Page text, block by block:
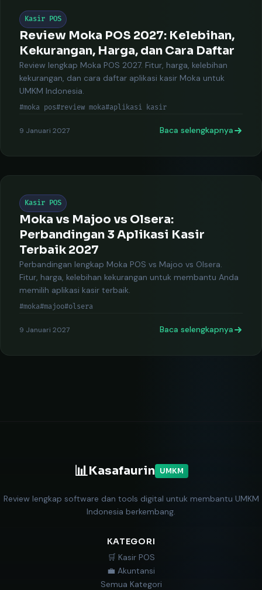
Kasir POS
Review Moka POS 2027: Kelebihan,
Kekurangan, Harga, dan Cara Daftar
Review lengkap Moka POS 2027. Fitur, harga, kelebihan
kekurangan, dan cara daftar aplikasi kasir Moka untuk
UMKM Indonesia.
#moka pos#review moka#aplikasi kasir
9 Januari 2027 Baca selengkapnya
Kasir POS
Moka vs Majoo vs Olsera:
Perbandingan 3 Aplikasi Kasir
Terbaik 2027
Perbandingan lengkap Moka POS vs Majoo vs Olsera.
Fitur, harga, kelebihan kekurangan untuk membantu Anda
memilih aplikasi kasir terbaik.
#moka#majoo#olsera
9 Januari 2027 Baca selengkapnya
📊Kasafaurin UMKM
Review lengkap software dan tools digital untuk membantu UMKM
Indonesia berkembang.
KATEGORI
🛒 Kasir POS
💼 Akuntansi
Semua Kategori